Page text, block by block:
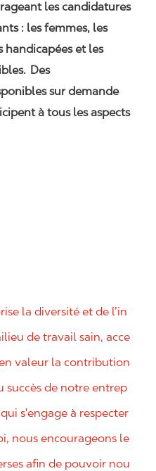
les candidatures
: les femmes, les
handicapées et les
Des
sur demande
à tous les aspects
la diversité et de l’in
de travail sain, acce
valeur la contribution
succès de notre entrep
s'engage à respecter
nous encourageons le
afin de pouvoir nou